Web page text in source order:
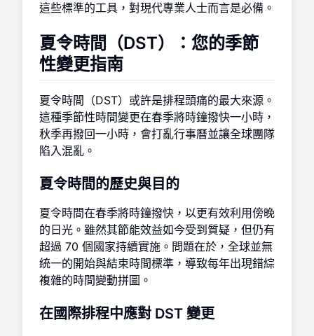
這些標準的工具，對現代專業人士而言是必備。
夏令時間（DST）：您的季節
性變更指南
夏令時間（DST）或許是排程頭痛的最大來源。
這種季節性時間變更在春季將時鐘撥快一小時，
秋季再撥回一小時，會打亂行事曆並讓全球團隊
陷入混亂。
夏令時間的歷史與目的
夏令時間在春季將時鐘撥快，以更有效利用傍晚
的日光。雖然其節能效益如今受到質疑，但仍有
超過 70 個國家持續實施。問題在於，全球並無
統一的開始與結束時間標準，導致每年出現錯綜
複雜的時間變動拼圖。
在國際排程中應對 DST 變更